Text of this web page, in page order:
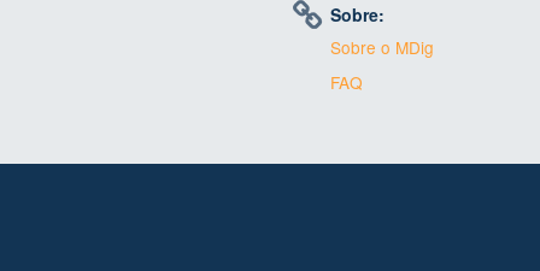
Sobre:
Sobre o MDig
FAQ